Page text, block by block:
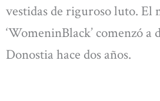
vestidas de riguroso luto. El
‘WomeninBlack’ comenzó a
Donostia hace dos años.